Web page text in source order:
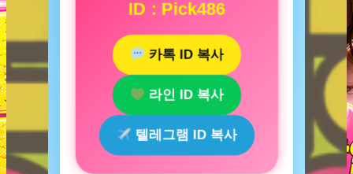
ID : Pick486
카톡 ID 복사
라인 ID 복사
텔레그램 ID 복사